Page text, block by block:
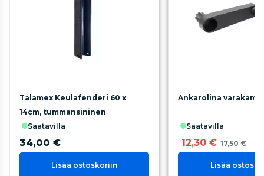
Talamex Keulafenderi 60 x
14cm, tummansininen
saatavilla
34,00 €
Lisää ostoskoriin
Ankarolina
saatavilla
12,30 € 17,50 €
Lisää